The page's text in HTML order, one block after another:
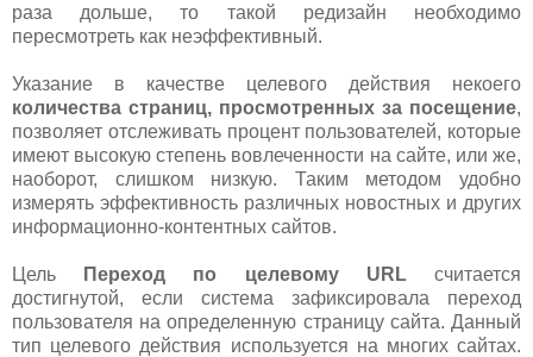
раза дольше, то такой редизайн необходимо
пересмотреть как неэффективный.
Указание в качестве целевого действия некоего
количества страниц, просмотренных за посещение,
позволяет отслеживать процент пользователей, которые
имеют высокую степень вовлеченности на сайте, или же,
наоборот, слишком низкую. Таким методом удобно
измерять эффективность различных новостных и других
информационно-контентных сайтов.
Цель Переход по целевому URLсчитается
достигнутой, если система зафиксировала переход
пользователя на определенную страницу сайта. Данный
тип целевого действия используется на многих сайтах.